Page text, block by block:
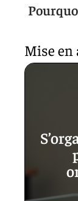
Mise en